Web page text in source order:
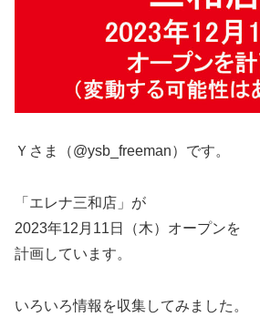
Ｙさま（@ysb_freeman）です。
「エレナ三和店」が
2023年12月11日（木）オープンを
計画しています。
いろいろ情報を収集してみました。